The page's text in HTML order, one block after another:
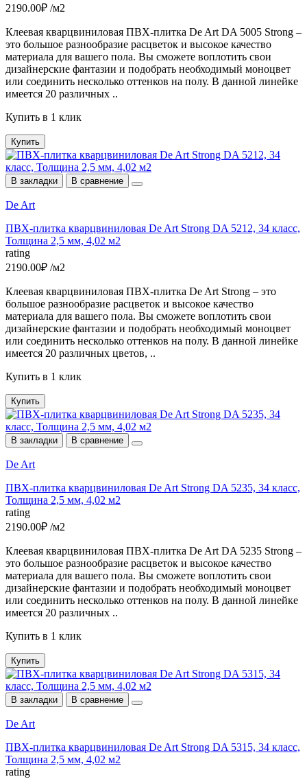
2190.00₽ /м2
Клеевая кварцвиниловая ПВХ-плитка De Art DA 5005 Strong –
это большое разнообразие расцветок и высокое качество
материала для вашего пола. Вы сможете воплотить свои
дизайнерские фантазии и подобрать необходимый моноцвет
или соединить несколько оттенков на полу. В данной линейке
имеется 20 различных ..
Купить в 1 клик
Купить
В закладки В сравнение
De Art
ПВХ-плитка кварцвиниловая De Art Strong DA 5212, 34 класс,
Толщина 2,5 мм, 4,02 м2
rating
2190.00₽ /м2
Клеевая кварцвиниловая ПВХ-плитка De Art Strong – это
большое разнообразие расцветок и высокое качество
материала для вашего пола. Вы сможете воплотить свои
дизайнерские фантазии и подобрать необходимый моноцвет
или соединить несколько оттенков на полу. В данной линейке
имеется 20 различных цветов, ..
Купить в 1 клик
Купить
В закладки В сравнение
De Art
ПВХ-плитка кварцвиниловая De Art Strong DA 5235, 34 класс,
Толщина 2,5 мм, 4,02 м2
rating
2190.00₽ /м2
Клеевая кварцвиниловая ПВХ-плитка De Art DA 5235 Strong –
это большое разнообразие расцветок и высокое качество
материала для вашего пола. Вы сможете воплотить свои
дизайнерские фантазии и подобрать необходимый моноцвет
или соединить несколько оттенков на полу. В данной линейке
имеется 20 различных ..
Купить в 1 клик
Купить
В закладки В сравнение
De Art
ПВХ-плитка кварцвиниловая De Art Strong DA 5315, 34 класс,
Толщина 2,5 мм, 4,02 м2
rating